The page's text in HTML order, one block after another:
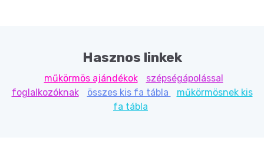
Hasznos linkek
műkörmös ajándékok
szépségápolással
foglalkozóknak
összes kis fa tábla
műkörmösnek kis
fa tábla